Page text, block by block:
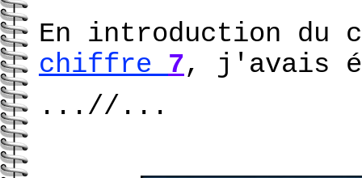
En introduction du
chiffre 7, j'avais
...//...